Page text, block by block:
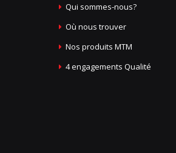
Qui sommes-nous?
Où nous trouver
Nos produits MTM
4 engagements Qualité